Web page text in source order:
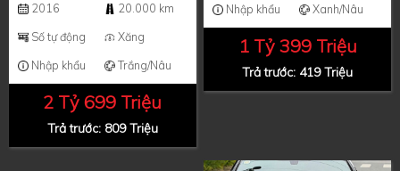
2016
20.000 km
Số tự động
Xăng
Nhập khẩu
Trắng/Nâu
2 Tỷ 699 Triệu
Trả trước: 809 Triệu
Nhập khẩu
Xanh/Nâu
1 Tỷ 399 Triệu
Trả trước: 419 Triệu